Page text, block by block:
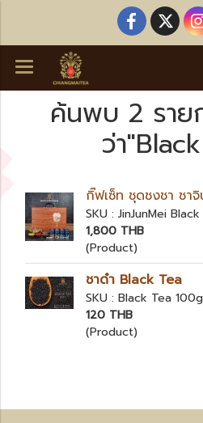
ค้นพบ 2 ราย
ว่า
กิ๊ฟเซ็ท ชุดชงชา ชา
SKU : JinJunMei
1,800 THB
(Product)
ชาดำ Black Tea
SKU : Black Tea 100g
120 THB
(Product)